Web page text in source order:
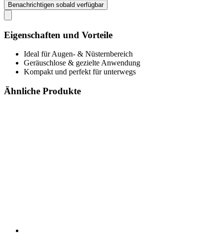
Benachrichtigen sobald verfügbar
Eigenschaften und Vorteile
Ideal für Augen- & Nüsternbereich
Geräuschlose & gezielte Anwendung
Kompakt und perfekt für unterwegs
Ähnliche Produkte